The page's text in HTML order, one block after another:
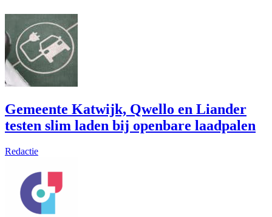
Gemeente Katwijk, Qwello en Liander
testen slim laden bij openbare laadpalen
Redactie